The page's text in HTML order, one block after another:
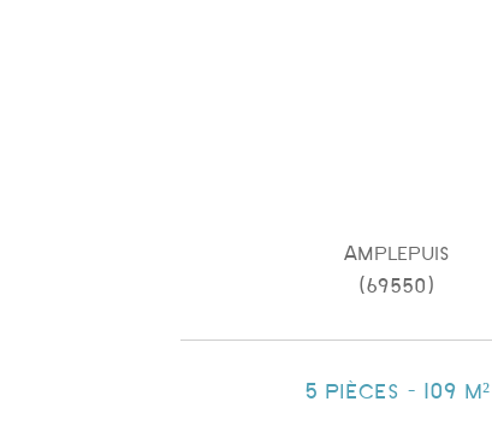
Amplepuis
(69550)
5 pièces - 109 m²